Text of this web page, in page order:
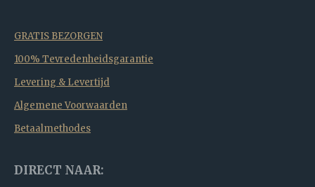
GRATIS BEZORGEN
100% Tevredenheidsgarantie
Levering & Levertijd
Algemene Voorwaarden
Betaalmethodes
DIRECT NAAR: